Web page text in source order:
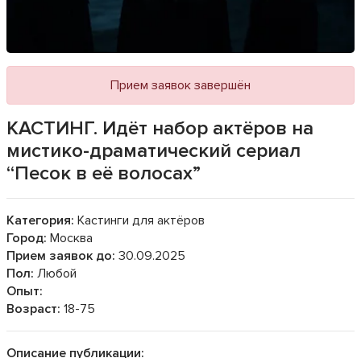
КАСТИНГ. Идёт набор актёров на
мистико-драматический сериал
“Песок в её волосах”
Категория: Кастинги для актёров
Город: Москва
Прием заявок до: 30.09.2025
Пол: Любой
Опыт:
Возраст: 18-75
Описание публикации:
Прием заявок завершён